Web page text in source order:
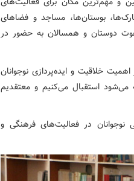
بوستان‌ها، مساجد و فضاهای
دوستان و همسالان به حضور در
خلاقیت و ایده‌پردازی نوجوانان
می‌شود استقبال می‌کنیم و معتقدیم
در فعالیت‌های فرهنگی و